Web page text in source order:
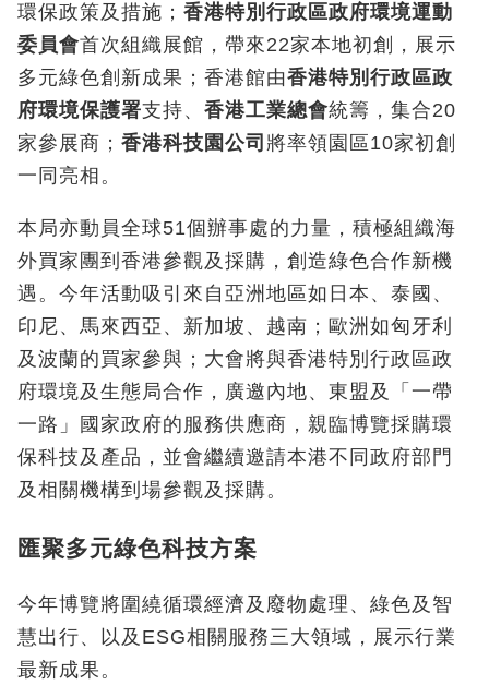
環保政策及措施； 香港特別行政區政府環境運動
委員會首次組織展館，帶來22家本地初創，展示
多元綠色創新成果；香港館由香港特別行政區政
府環境保護署支持、 香港工業總會統籌，集合20
家參展商； 香港科技園公司 將率領園區10家初創
一同亮相。
本局亦動員全球51個辦事處的力量，積極組織海
外買家團到香港參觀及採購，創造綠色合作新機
遇。今年活動吸引來自亞洲地區如日本、泰國、
印尼、馬來西亞、新加坡、越南；歐洲如匈牙利
及波蘭的買家參與；大會將與香港特別行政區政
府環境及生態局合作，廣邀內地、東盟及「一帶
一路」國家政府的服務供應商，親臨博覽採購環
保科技及產品，並會繼續邀請本港不同政府部門
及相關機構到場參觀及採購。
匯聚多元綠色科技方案
今年博覽將圍繞循環經濟及廢物處理、綠色及智
慧出行、以及ESG相關服務三大領域，展示行業
最新成果。